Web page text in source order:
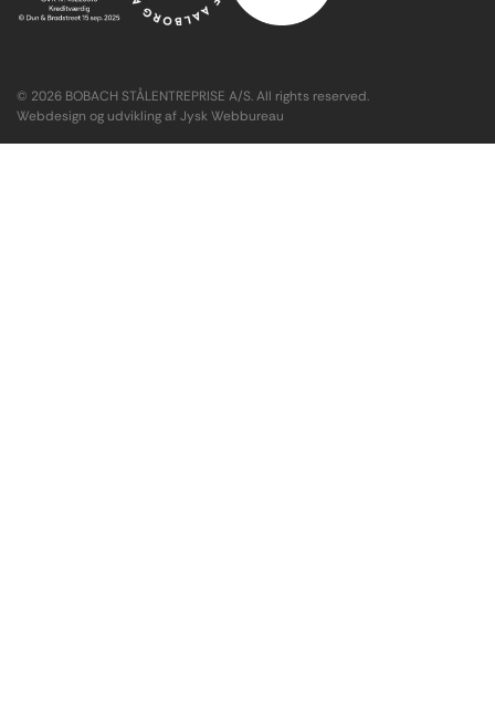
© 2026 BOBACH STÅLENTREPRISE A/S. All rights reserved.
Webdesign og udvikling af Jysk Webbureau